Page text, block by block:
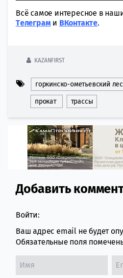
Всё самое интересное в
Tелеграми ВКонтакте.
KAZANFIRST
горкинско-ометьевский лес
прокат трассы
Comment
Добавить
Войти:
Ваш адрес email не будет
Обязательные поля